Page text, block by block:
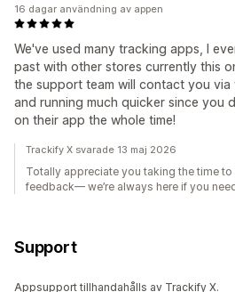
We've used many tracking apps, I
past with other stores currently this
the support team will contact you
and running much quicker since you
on their app the whole time!
16 dagar användning av appen
Trackify X svarade 13 maj 2026
Totally appreciate you taking the time
feedback— we’re always here if you
Support
Appsupport tillhandahålls av Trackify X.